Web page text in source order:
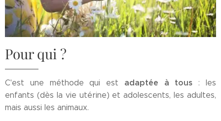
Pour qui ?
C'est une méthode qui est adaptée à tous : les
enfants (dès la vie utérine) et adolescents, les adultes,
mais aussi les animaux.